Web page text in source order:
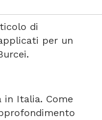
di
per un
in Italia. Come